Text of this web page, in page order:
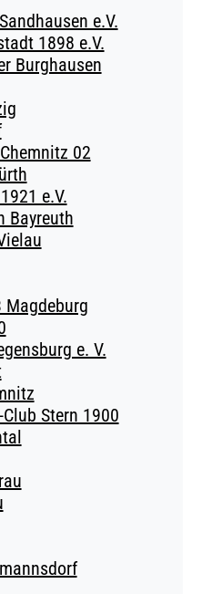
e.V.
1898 e.V.
Burghausen
02
e.V.
Bayreuth
Magdeburg
e. V.
Stern 1900